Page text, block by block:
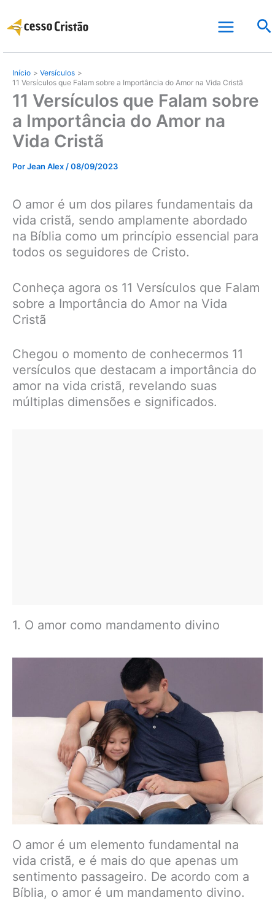
para
conteúdo
Início
Versículos
11 Versículos que Falam sobre a Importância do Amor na Vida Cristã
11 Versículos que Falam sobre
a Importância do Amor na
Vida Cristã
PorJean Alex /08/09/2023
O amor é um dos pilares fundamentais da
vida cristã, sendo amplamente abordado
na Bíblia como um princípio essencial para
todos os seguidores de Cristo.
Conheça agora os 11 Versículos que Falam
sobre a Importância do Amor na Vida
Cristã
Chegou o momento de conhecermos 11
versículos que destacam a importância do
amor na vida cristã, revelando suas
múltiplas dimensões e significados.
1. O amor como mandamento divino
O amor é um elemento fundamental na
vida cristã, e é mais do que apenas um
sentimento passageiro. De acordo com a
Bíblia, o amor é um mandamento divino.